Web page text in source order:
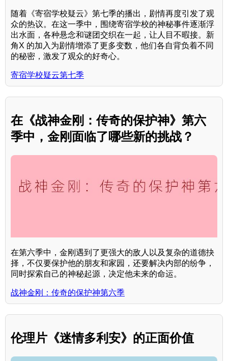
随着《寄宿学校疑云》第七季的播出，剧情再度引发了观
众的热议。在这一季中，围绕寄宿学校的神秘事件逐渐浮
出水面，各种悬念和谜团交织在一起，让人目不暇接。新
角X 的加入为剧情增添了更多变数，他们各自背负着不同
的秘密，激发了观众的好奇心。
寄宿学校疑云第七季
在《战神金刚：传奇的保护神》第六
季中，金刚面临了哪些新的挑战？
在第六季中，金刚遇到了更强大的敌人以及复杂的道德抉
择，不仅要保护他的朋友和家园，还要解决内部的纷争，
同时探索自己的神秘起源，决定他未来的命运。
战神金刚：传奇的保护神第六季
伦理片《迷情多利安》的正面价值